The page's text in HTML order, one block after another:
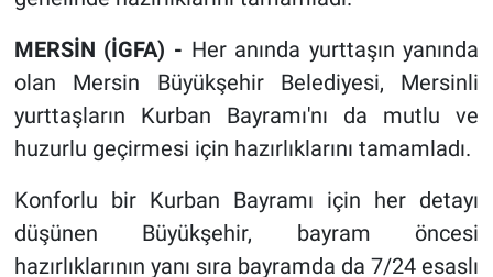
MERSİN (İGFA) - Her anında yurttaşın yanında
olan Mersin Büyükşehir Belediyesi, Mersinli
yurttaşların Kurban Bayramı'nı da mutlu ve
huzurlu geçirmesi için hazırlıklarını tamamladı.
Konforlu bir Kurban Bayramı için her detayı
düşünen Büyükşehir, bayram öncesi
hazırlıklarının yanı sıra bayramda da 7/24 esaslı